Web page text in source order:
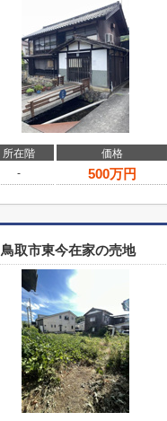
所在階 価格
-
500万円
鳥取市東今在家の売地